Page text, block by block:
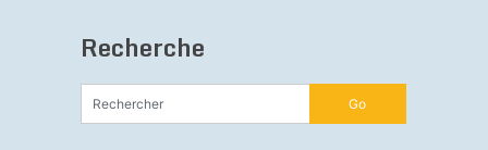
Recherche